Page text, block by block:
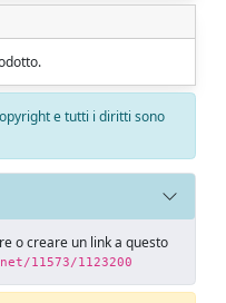
e tutti i diritti sono
o creare un link a questo
11573/1123200